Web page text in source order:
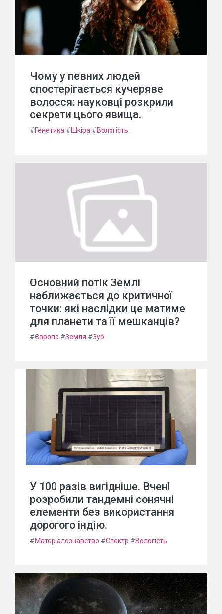
Чому у певних людей
спостерігається кучеряве
волосся: науковці розкрили
секрети цього явища.
#Генетика #Шкіра #Вологість
Основний потік Землі
наближається до критичної
точки: які наслідки це матиме
для планети та її мешканців?
#Європа #Земля #Зуб
У 100 разів вигідніше. Вчені
розробили тандемні сонячні
елементи без використання
дорогого індію.
#Матеріалознавство #Спектр #Вологість